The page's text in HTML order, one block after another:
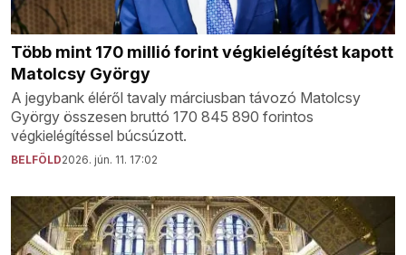
Több mint 170 millió forint végkielégítést kapott
Matolcsy György
A jegybank éléről tavaly márciusban távozó Matolcsy
György összesen bruttó 170 845 890 forintos
végkielégítéssel búcsúzott.
BELFÖLD2026. jún. 11. 17:02